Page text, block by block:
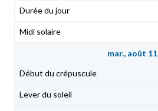
mar., août 11